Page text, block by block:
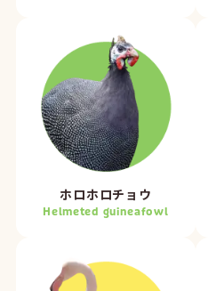
ホロホロチョウ
Helmeted guineafowl